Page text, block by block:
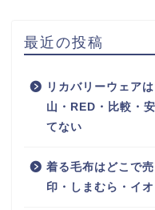
最近の投稿
リカバリーウェア
山・RED・比較・
てない
着る毛布はどこで
印・しまむら・イ